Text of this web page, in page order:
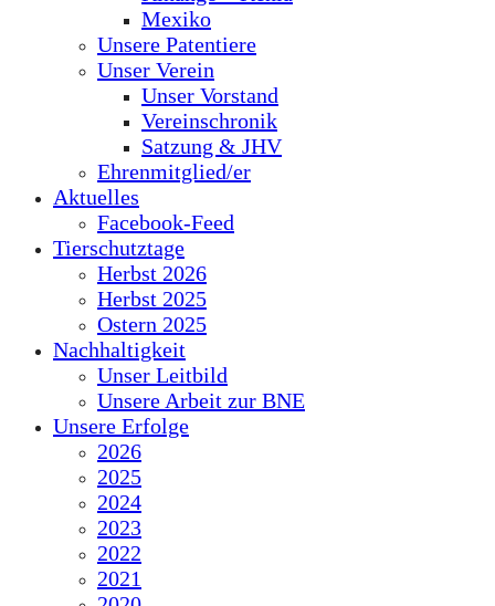
Mexiko
Unsere Patentiere
Unser Verein
Unser Vorstand
Vereinschronik
Satzung & JHV
Ehrenmitglied/er
Aktuelles
Facebook-Feed
Tierschutztage
Herbst 2026
Herbst 2025
Ostern 2025
Nachhaltigkeit
Unser Leitbild
Unsere Arbeit zur BNE
Unsere Erfolge
2026
2025
2024
2023
2022
2021